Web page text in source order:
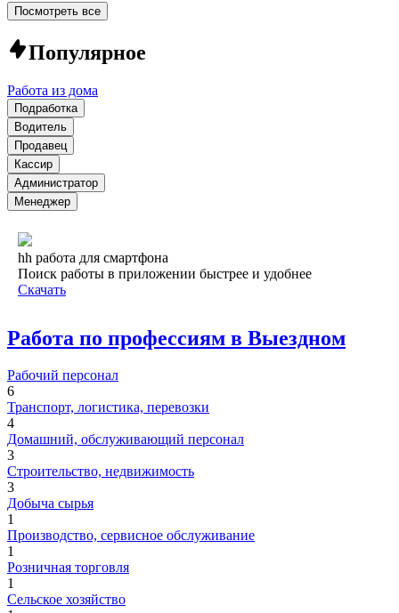
Посмотреть все
Популярное
Работа из дома
Подработка
Водитель
Продавец
Кассир
Администратор
Менеджер
hh работа для смартфона
Поиск работы в приложении быстрее и удобнее
Скачать
Работа по профессиям в Выездном
Рабочий персонал
6
Транспорт, логистика, перевозки
4
Домашний, обслуживающий персонал
3
Строительство, недвижимость
3
Добыча сырья
1
Производство, сервисное обслуживание
1
Розничная торговля
1
Сельское хозяйство